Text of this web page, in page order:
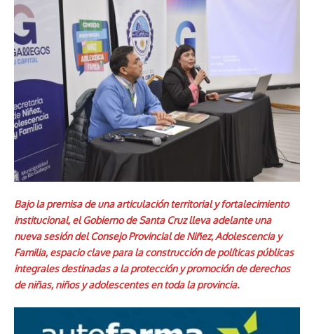
Bajo la premisa de una articulación territorial y fortalecimiento
institucional, el Gobierno de Santa Cruz lleva adelante una
nueva sesión del Consejo Provincial de Niñez, Adolescencia y
Familia, espacio clave para la construcción de políticas públicas
integrales destinadas a la protección y promoción de derechos
de niñas, niños y adolescentes en toda la provincia.